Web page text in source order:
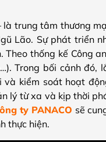
trung tâm thương
Lão. Sự phát triển
thống kế Công
Trong bối cảnh đó,
kiểm soát hoạt
lý từ xa và kịp thời
ty PANACO sẽ
thực hiện.